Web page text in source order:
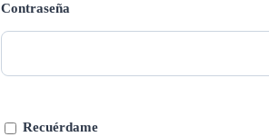
Contraseña
Recuérdame